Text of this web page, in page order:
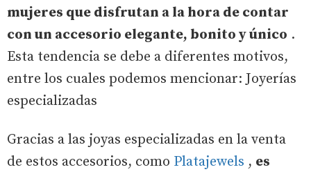
mujeres que disfrutan a la hora de contar
con un accesorio elegante, bonito y único .
Esta tendencia se debe a diferentes motivos,
entre los cuales podemos mencionar: Joyerías
especializadas
Gracias a las joyas especializadas en la venta
de estos accesorios, como Platajewels , es